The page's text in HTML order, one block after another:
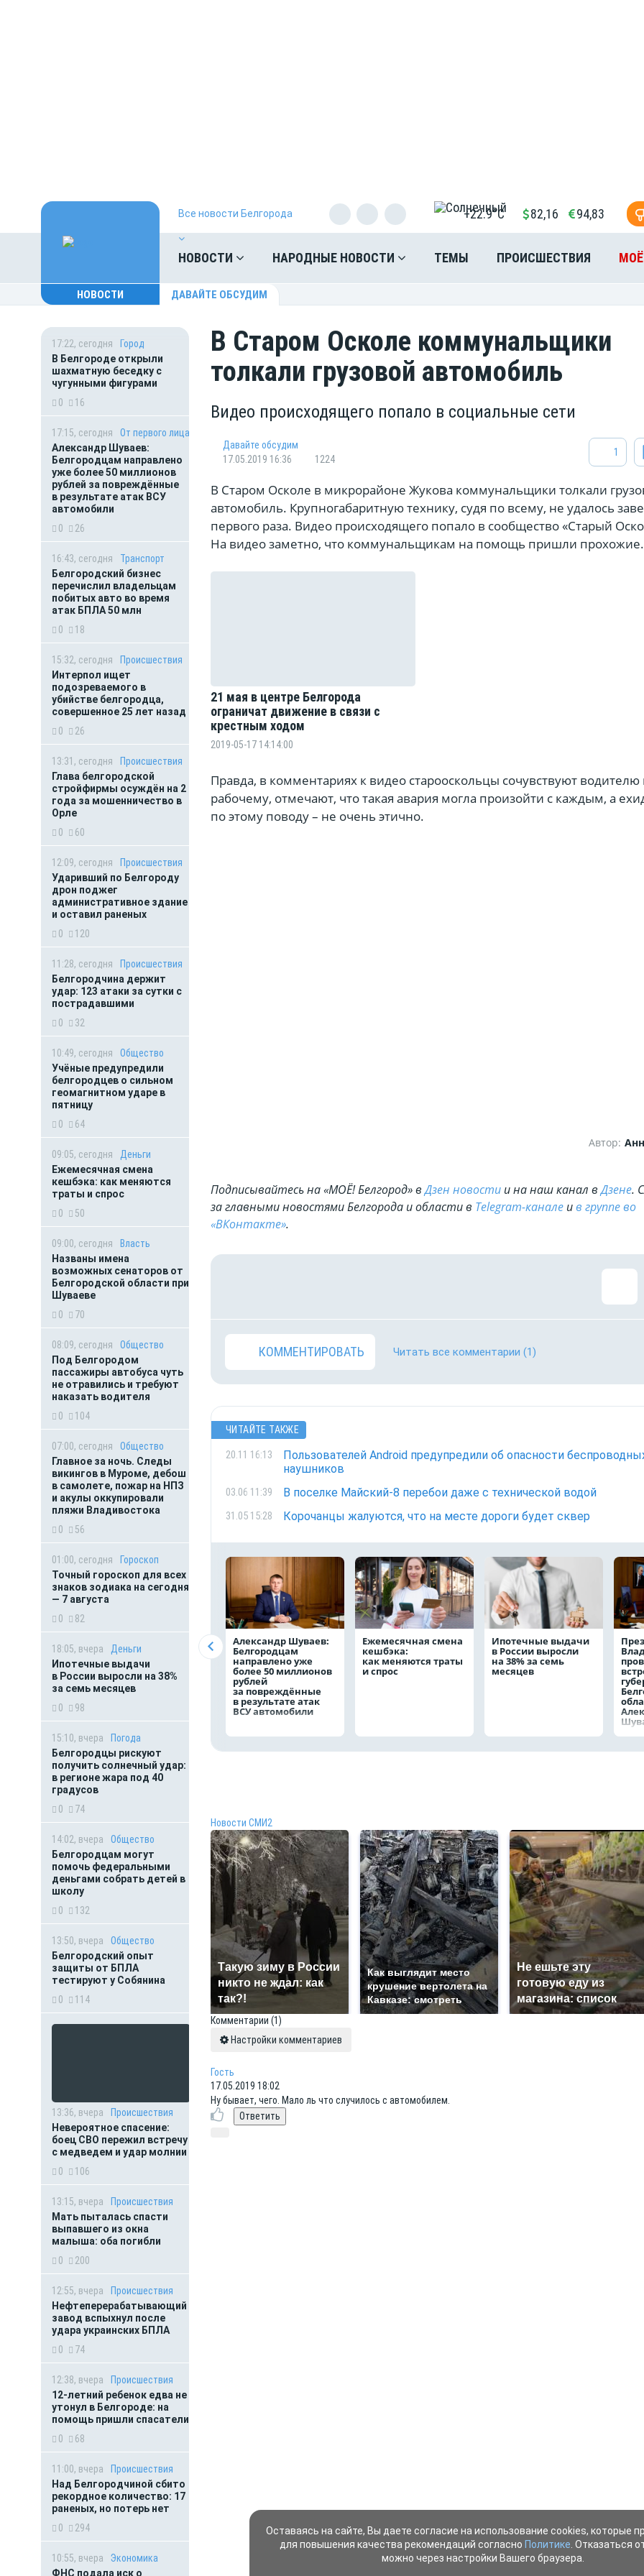
Все новости Белгорода +22.9°C 82,16 94,83
НОВОСТИ НАРОДНЫЕ НОВОСТИ ТЕМЫ ПРОИСШЕСТВИЯ
НОВОСТИ ДАВАЙТЕ ОБСУДИМ
17:22, сегодня
Город
В Белгороде открыли
шахматную беседку с
чугунными фигурами
0
16
17:15, сегодня
От первого лица
Александр Шуваев:
Белгородцам направлено
уже более 50 миллионов
рублей за повреждённые
в результате атак ВСУ
автомобили
0
26
16:43, сегодня
Транспорт
Белгородский бизнес
перечислил владельцам
побитых авто во время
атак БПЛА 50 млн
0
18
15:32, сегодня
Происшествия
Интерпол ищет
подозреваемого в
убийстве белгородца,
совершенное 25 лет назад
0
26
13:31, сегодня
Происшествия
Глава белгородской
стройфирмы осуждён на 2
года за мошенничество в
Орле
0
60
12:09, сегодня
Происшествия
Ударивший по Белгороду
дрон поджег
административное здание
и оставил раненых
0
120
11:28, сегодня
Происшествия
Белгородчина держит
удар: 123 атаки за сутки с
пострадавшими
0
32
10:49, сегодня
Общество
Учёные предупредили
белгородцев о сильном
геомагнитном ударе в
пятницу
0
64
09:05, сегодня
Деньги
Ежемесячная смена
кешбэка: как меняются
траты и спрос
0
50
09:00, сегодня
Власть
Названы имена
возможных сенаторов от
Белгородской области при
Шуваеве
0
70
08:09, сегодня
Общество
Под Белгородом
пассажиры автобуса чуть
не отравились и требуют
наказать водителя
0
104
07:00, сегодня
Общество
Главное за ночь. Следы
викингов в Муроме, дебош
в самолете, пожар на НПЗ
и акулы оккупировали
пляжи Владивостока
0
56
01:00, сегодня
Гороскоп
Точный гороскоп для всех
знаков зодиака на сегодня
— 7 августа
0
82
18:05, вчера
Деньги
Ипотечные выдачи
в России выросли на 38%
за семь месяцев
0
98
15:10, вчера
Погода
Белгородцы рискуют
получить солнечный удар:
в регионе жара под 40
градусов
0
74
14:02, вчера
Общество
Белгородцам могут
помочь федеральными
деньгами собрать детей в
школу
0
132
13:50, вчера
Общество
Белгородский опыт
защиты от БПЛА
тестируют у Собянина
0
114
13:36, вчера
Происшествия
Невероятное спасение:
боец СВО пережил встречу
с медведем и удар молнии
0
106
13:15, вчера
Происшествия
Мать пыталась спасти
выпавшего из окна
малыша: оба погибли
0
200
12:55, вчера
Происшествия
Нефтеперерабатывающий
завод вспыхнул после
удара украинских БПЛА
0
74
12:38, вчера
Происшествия
12-летний ребенок едва не
утонул в Белгороде: на
помощь пришли спасатели
0
68
11:00, вчера
Происшествия
Над Белгородчиной сбито
рекордное количество: 17
раненых, но потерь нет
0
294
10:55, вчера
Экономика
ФНС подала иск о
В Старом Осколе коммунальщики
толкали грузовой автомобиль
Видео происходящего попало в социальные сети
Давайте обсудим
17.05.2019 16:36
1224
1
В Старом Осколе в микрорайоне Жукова коммунальщики толкали
автомобиль. Крупногабаритную технику, судя по всему, не удалось
первого раза. Видео происходящего попало в сообщество «Старый
На видео заметно, что коммунальщикам на помощь пришли
21 мая в центре Белгорода
ограничат движение в связи с
крестным ходом
2019-05-17 14:14:00
Правда, в комментариях к видео старооскольцы сочувствуют водителю
рабочему, отмечают, что такая авария могла произойти с каждым, а
по этому поводу – не очень этично.
Автор:
Подписывайтесь на «МОЁ! Белгород» вДзен новости и на наш канал вДзене.
за главными новостями Белгорода и области в Telegram-канале ив группе во
«ВКонтакте».
КОММЕНТИРОВАТЬ Читать все комментарии (1)
ЧИТАЙТЕ ТАКЖЕ
20.11 16:13
Пользователей Android предупредили об опасности
наушников
03.06 11:39 В поселке Майский-8 перебои даже с технической водой
31.05 15:28 Корочанцы жалуются, что на месте дороги будет сквер
Александр Шуваев:
Белгородцам
направлено уже
более 50 миллионов
рублей
за повреждённые
в результате атак
ВСУ автомобили
Ежемесячная смена
кешбэка:
как меняются траты
и спрос
Ипотечные выдачи
в России выросли
на 38% за семь
месяцев
Новости СМИ2
Такую зиму в России
никто не ждал: как
так?!
Как выглядит место
крушение вертолета на
Кавказе: смотреть
Не ешьте эту
готовую еду из
магазина: список
Комментарии (1)
Настройки комментариев
Гость
17.05.2019 18:02
Ну бывает, чего. Мало ль что случилось с автомобилем.
Оставаясь на сайте, Вы даете согласие на использование cookies, которые
для повышения качества рекомендаций согласно Политике . Отказаться
можно через настройки Вашего браузера.